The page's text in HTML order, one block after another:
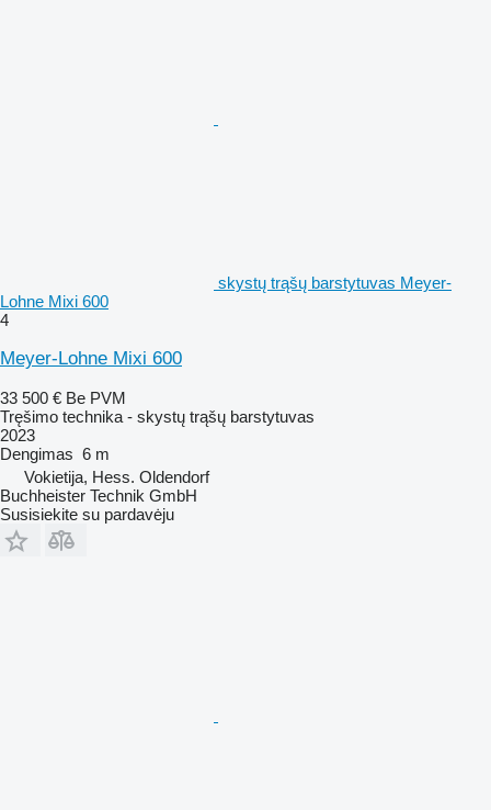
skystų trąšų barstytuvas Meyer-
Lohne Mixi 600
4
Meyer-Lohne Mixi 600
33 500 € Be PVM
Tręšimo technika - skystų trąšų barstytuvas
2023
Dengimas 6 m
Vokietija, Hess. Oldendorf
Buchheister Technik GmbH
Susisiekite su pardavėju